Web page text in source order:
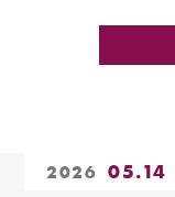
2026 05.14